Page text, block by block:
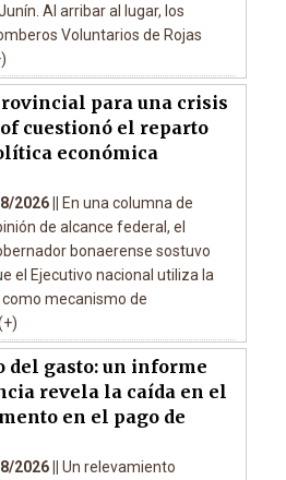
Al arribar al lugar, los
Voluntarios de Rojas
para una crisis
cuestionó el reparto
económica
2026 ||
En una columna de
de alcance federal, el
bonaerense sostuvo
el Ejecutivo nacional utiliza la
mecanismo de
del gasto: un informe
revela la caída en el
en el pago de
2026 || Un relevamiento